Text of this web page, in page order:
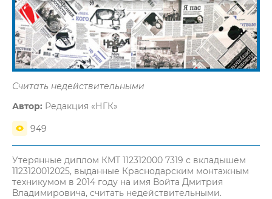
Считать недействительными
Автор: Редакция «НГК»
949
Утерянные диплом КМТ 112312000 7319 с вкладышем
1123120012025, выданные Краснодарским монтажным
техникумом в 2014 году на имя Войта Дмитрия
Владимировича, считать недействительными.